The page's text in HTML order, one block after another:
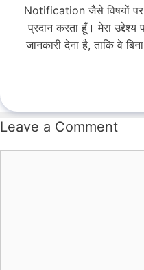
Notification जैसे विषयों पर
प्रदान करता हूँ। मेरा
जानकारी देना है, ताकि वे
Leave a Comment